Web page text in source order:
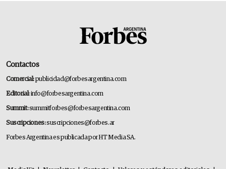
Contactos
Comercial:publicidad@forbesargentina.com
Editorial:info@forbesargentina.com
Summit:summitforbes@forbesargentina.com
Suscripciones:suscripciones@forbes.ar
Forbes Argentina es publicada por HT Media SA.